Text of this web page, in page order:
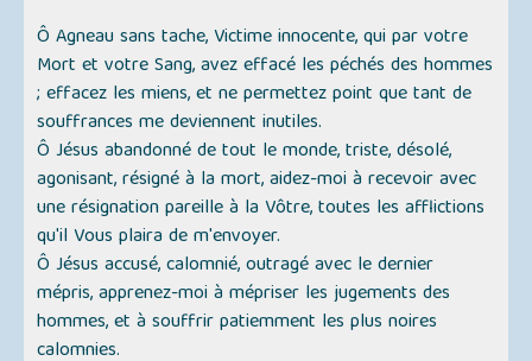
Ô Agneau sans tache, Victime innocente, qui par votre
Mort et votre Sang, avez effacé les péchés des hommes
; effacez les miens, et ne permettez point que tant de
souffrances me deviennent inutiles.
Ô Jésus abandonné de tout le monde, triste, désolé,
agonisant, résigné à la mort, aidez-moi à recevoir avec
une résignation pareille à la Vôtre, toutes les afflictions
qu'il Vous plaira de m'envoyer.
Ô Jésus accusé, calomnié, outragé avec le dernier
mépris, apprenez-moi à mépriser les jugements des
hommes, et à souffrir patiemment les plus noires
calomnies.